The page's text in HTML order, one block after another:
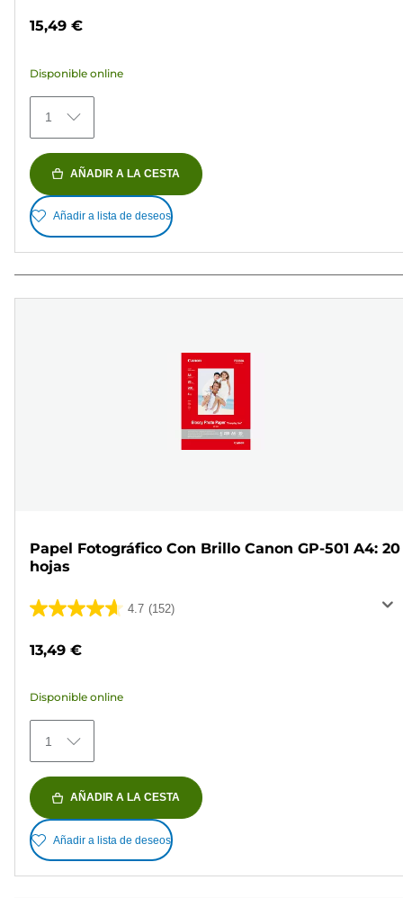
435
reseñas
15,49 €
Disponible online
1
AÑADIR A LA CESTA
Añadir a lista de deseos
Papel Fotográfico Con Brillo Canon GP-501 A4: 20
hojas
4.7 (152)
4.7
5
152
reseñas
13,49 €
Disponible online
1
AÑADIR A LA CESTA
Añadir a lista de deseos